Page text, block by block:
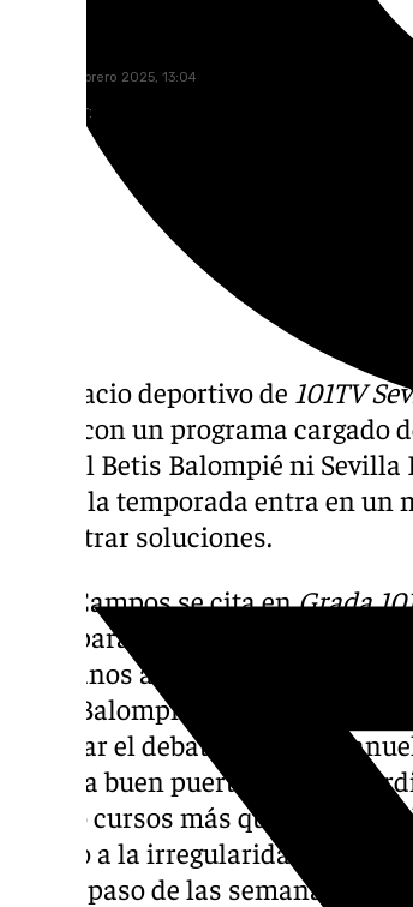
lunes, 10 febrero 2025, 13:04
Compartir:
El espacio deportivo de 101TV
21:30, con un programa
ni Real Betis Balompié ni
fácil y la temporada entra en un
encontrar soluciones.
Fran Campos se cita enGrada
nivel para abordar los
sevillanos antes de afrontar un
Betis Balompié la última
reavivar el debate sobre si
llevar a buen puerto el barco
cuatro cursos más que
debido a la irregularidad que
con el paso de las semanas.